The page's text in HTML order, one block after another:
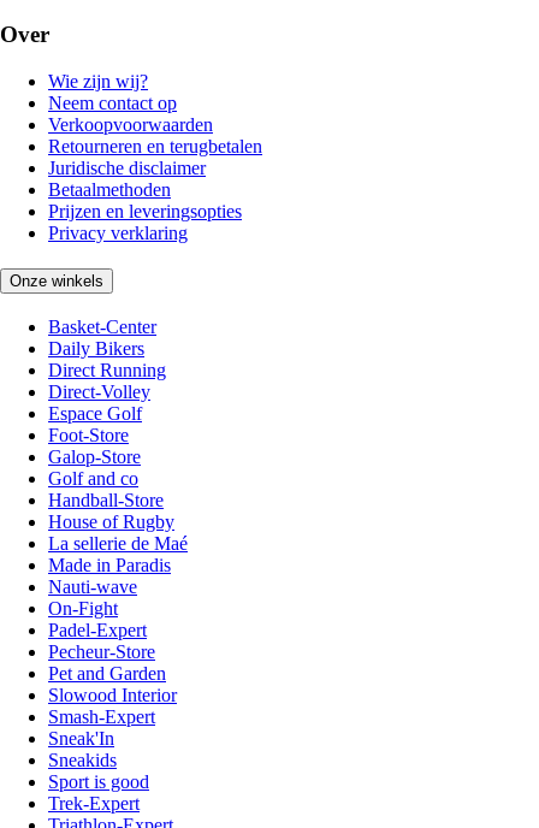
Over
Wie zijn wij?
Neem contact op
Verkoopvoorwaarden
Retourneren en terugbetalen
Juridische disclaimer
Betaalmethoden
Prijzen en leveringsopties
Privacy verklaring
Onze winkels
Basket-Center
Daily Bikers
Direct Running
Direct-Volley
Espace Golf
Foot-Store
Galop-Store
Golf and co
Handball-Store
House of Rugby
La sellerie de Maé
Made in Paradis
Nauti-wave
On-Fight
Padel-Expert
Pecheur-Store
Pet and Garden
Slowood Interior
Smash-Expert
Sneak'In
Sneakids
Sport is good
Trek-Expert